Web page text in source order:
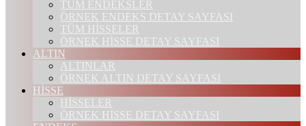
TÜM ENDEKSLER
ÖRNEK ENDEKS DETAY SAYFASI
TÜM HİSSELER
ÖRNEK HİSSE DETAY SAYFASI
ALTIN
ALTINLAR
ÖRNEK ALTIN DETAY SAYFASI
HİSSE
HİSSELER
ÖRNEK HİSSE DETAY SAYFASI